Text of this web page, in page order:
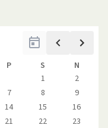
P S
N
1
2
7 8
9
14 15
16
21 22
23